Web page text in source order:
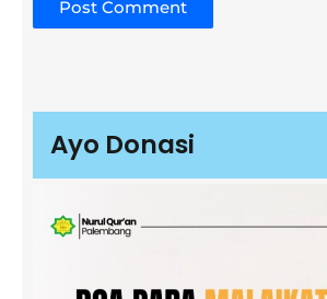
Ayo Donasi